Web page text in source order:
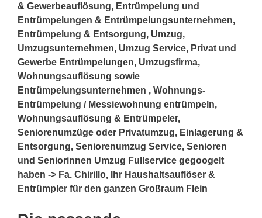
& Gewerbeauflösung, Entrümpelung und
Entrümpelungen & Entrümpelungsunternehmen,
Entrümpelung & Entsorgung, Umzug,
Umzugsunternehmen, Umzug Service, Privat und
Gewerbe Entrümpelungen, Umzugsfirma,
Wohnungsauflösung sowie
Entrümpelungsunternehmen , Wohnungs-
Entrümpelung / Messiewohnung entrümpeln,
Wohnungsauflösung & Entrümpeler,
Seniorenumzüge oder Privatumzug, Einlagerung &
Entsorgung, Seniorenumzug Service, Senioren
und Seniorinnen Umzug Fullservice gegoogelt
haben -> Fa. Chirillo, Ihr Haushaltsauflöser &
Entrümpler für den ganzen Großraum Flein